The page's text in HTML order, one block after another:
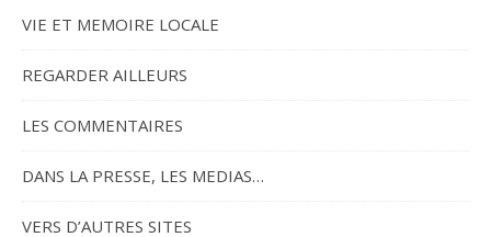
VIE ET MEMOIRE LOCALE
REGARDER AILLEURS
LES COMMENTAIRES
DANS LA PRESSE, LES MEDIAS…
VERS D’AUTRES SITES